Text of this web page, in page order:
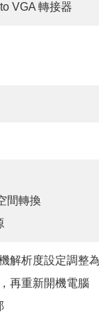
VGA 轉接器
間轉換
解析度設定調整
再重新開機電腦